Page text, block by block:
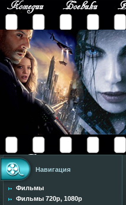
Навигация
Фильмы
Фильмы 720p, 1080p